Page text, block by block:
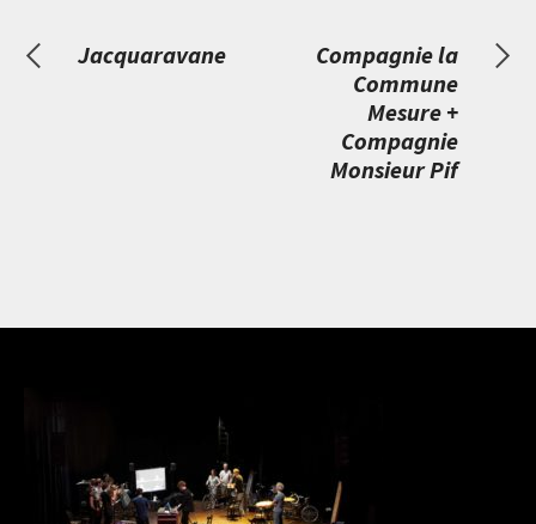
Jacquaravane
Compagnie la
Commune
Mesure +
Compagnie
Monsieur Pif